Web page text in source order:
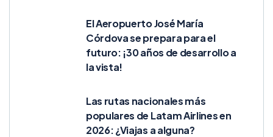
El Aeropuerto José María
Córdova se prepara para el
futuro: ¡30 años de desarrollo a
la vista!
Las rutas nacionales más
populares de Latam Airlines en
2026: ¿Viajas a alguna?